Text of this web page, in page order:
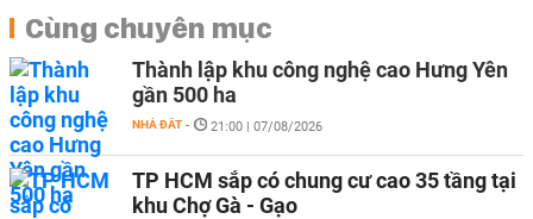
Cùng chuyên mục
Thành lập khu công nghệ cao Hưng Yên
gần 500 ha
NHÀ ĐẤT - 21:00 | 07/08/2026
TP HCM sắp có chung cư cao 35 tầng tại
khu Chợ Gà - Gạo